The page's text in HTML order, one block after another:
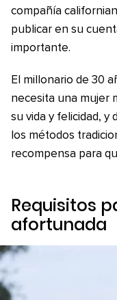
compañía
publicar en su
importante.
El millonario de 30
necesita una mujer
su vida y felicidad, y
los métodos
recompensa para
Requisitos
afortunada